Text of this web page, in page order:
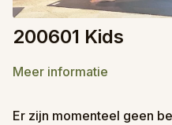
200601 Kids
Meer informatie
Er zijn momenteel geen